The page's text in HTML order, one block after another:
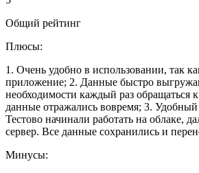
Общий рейтинг
Плюсы:
1. Очень удобно в использовании, так
приложение; 2. Данные быстро
необходимости каждый раз обращаться
данные отражались вовремя; 3.
Тестово начинали работать на облаке,
сервер. Все данные сохранились и
Минусы: